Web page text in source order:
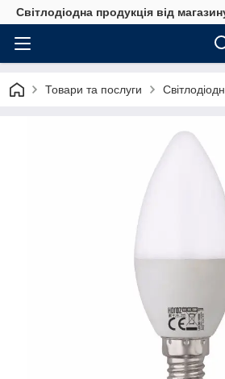
Світлодіодна продукція від
Товари та послуги